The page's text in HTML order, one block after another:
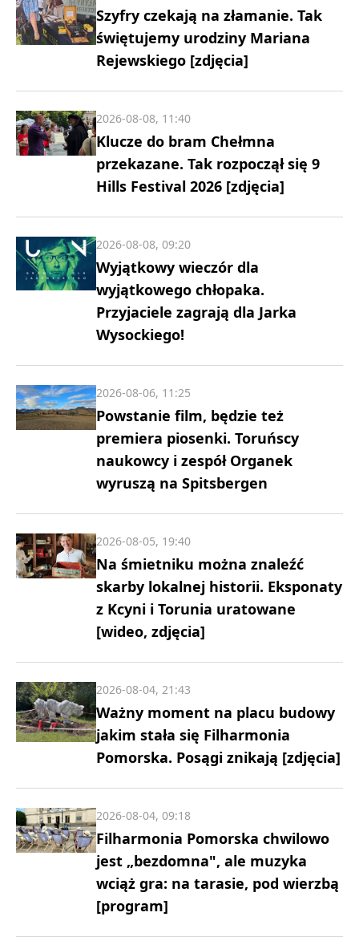
Szyfry czekają na złamanie. Tak
świętujemy urodziny Mariana
Rejewskiego [zdjęcia]
Klucze do bram Chełmna
przekazane. Tak rozpoczął się 9
Hills Festival 2026 [zdjęcia]
2026-08-08, 11:40
Wyjątkowy wieczór dla
wyjątkowego chłopaka.
Przyjaciele zagrają dla Jarka
Wysockiego!
2026-08-08, 09:20
Powstanie film, będzie też
premiera piosenki. Toruńscy
naukowcy i zespół Organek
wyruszą na Spitsbergen
2026-08-06, 11:25
Na śmietniku można znaleźć
skarby lokalnej historii. Eksponaty
z Kcyni i Torunia uratowane
[wideo, zdjęcia]
2026-08-05, 19:40
Ważny moment na placu budowy
jakim stała się Filharmonia
Pomorska. Posągi znikają [zdjęcia]
2026-08-04, 21:43
Filharmonia Pomorska chwilowo
jest „bezdomna", ale muzyka
wciąż gra: na tarasie, pod wierzbą
[program]
2026-08-04, 09:18